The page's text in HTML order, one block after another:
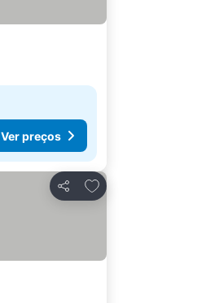
Ver preços
Partilhar
Adicionar aos